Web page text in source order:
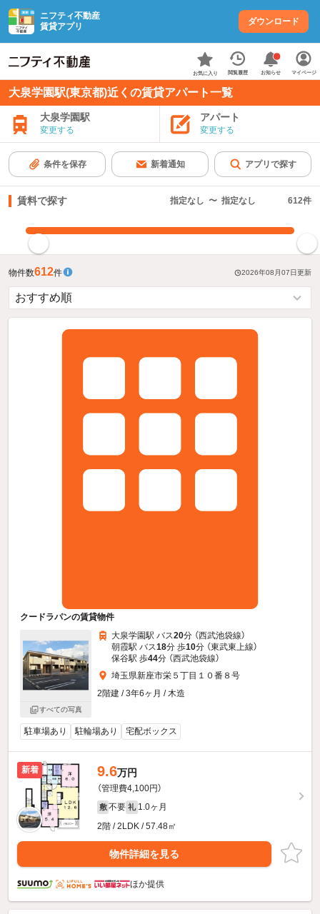
ニフティ不動産
賃貸アプリ
ダウンロード
お気に入り 閲覧履歴 お知らせ マイページ
大泉学園駅(東京都)近くの賃貸アパート一覧
大泉学園駅
変更する
アパート
変更する
条件を保存 新着通知 アプリで探す
賃料で探す 指定なし 〜 指定なし 612件
物件数612件 2026年08月07日更新
クードラパンの賃貸物件
すべての写真
大泉学園駅 バス20分 （西武池袋線）
朝霞駅 バス18分 歩10分 （東武東上線）
保谷駅 歩44分 （西武池袋線）
埼玉県新座市栄５丁目１０番８号
2階建 / 3年6ヶ月 / 木造
駐車場あり 駐輪場あり 宅配ボックス
新着 9.6万円
（管理費4,100円）
敷 不要 礼 1.0ヶ月
2階 / 2LDK / 57.48㎡
物件詳細を見る
ほか提供